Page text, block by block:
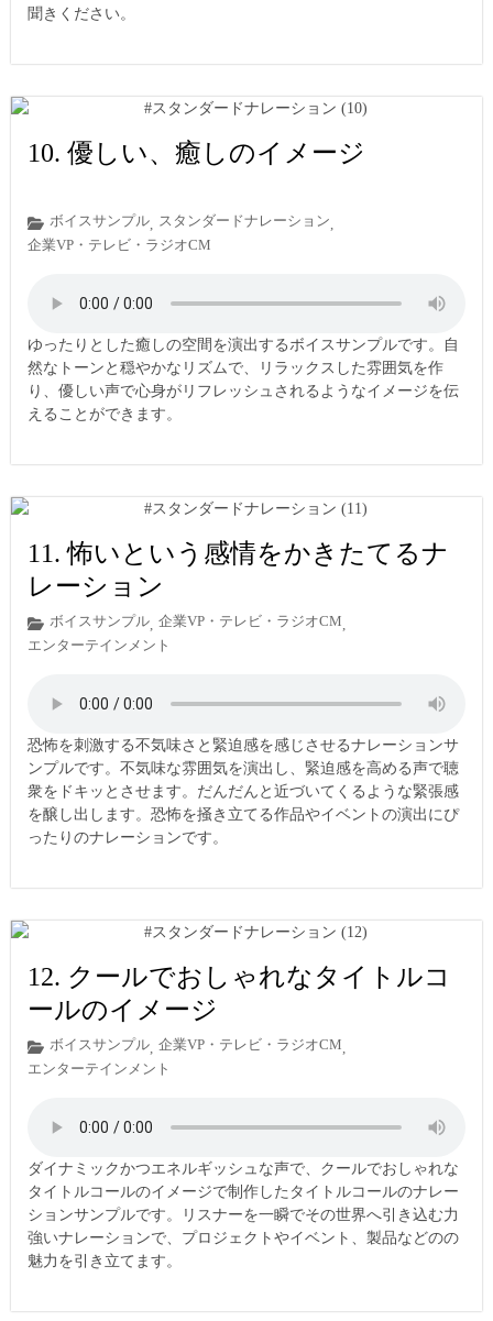
聞きください。
10. 優しい、癒しのイメージ
ボイスサンプル スタンダードナレーション
企業VP・テレビ・ラジオCM
ゆったりとした癒しの空間を演出するボイスサンプルです。自
然なトーンと穏やかなリズムで、リラックスした雰囲気を作
り、優しい声で心身がリフレッシュされるようなイメージを伝
えることができます。
11. 怖いという感情をかきたてるナ
レーション
ボイスサンプル 企業VP・テレビ・ラジオCM
エンターテインメント
恐怖を刺激する不気味さと緊迫感を感じさせるナレーションサ
ンプルです。不気味な雰囲気を演出し、緊迫感を高める声で聴
衆をドキッとさせます。だんだんと近づいてくるような緊張感
を醸し出します。恐怖を掻き立てる作品やイベントの演出にぴ
ったりのナレーションです。
12. クールでおしゃれなタイトルコ
ールのイメージ
ボイスサンプル 企業VP・テレビ・ラジオCM
エンターテインメント
ダイナミックかつエネルギッシュな声で、クールでおしゃれな
タイトルコールのイメージで制作したタイトルコールのナレー
ションサンプルです。リスナーを一瞬でその世界へ引き込む力
強いナレーションで、プロジェクトやイベント、製品などのの
魅力を引き立てます。